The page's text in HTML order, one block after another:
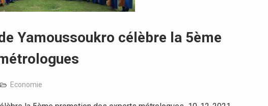
Yamoussoukro célèbre la 5ème
Economie